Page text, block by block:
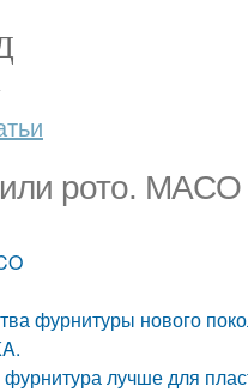
рото. MACO
фурнитуры нового
лучше для